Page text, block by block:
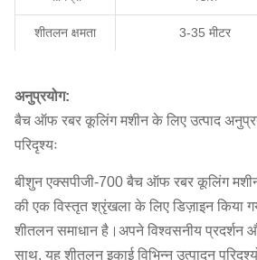
शीतलन क्षमता 3-35 मीटर
शीतलन माध्यम
ठंडा होने का समय
वारंटी 2 वर्ष
उत्पाद का नाम रबर शीतलन मशीन के लिए
अनुप्रयोग:
बैच ऑफ रबर कूलिंग मशीन के लिए उत्पाद
परिदृश्यः
बीशुन एक्सपीजी-700 बैच ऑफ रबर कूलिंग मशीन
की एक विस्तृत श्रृंखला के लिए डिज़ाइन किया
शीतलन समाधान है।अपने विश्वसनीय प्रदर्शन
साथ, यह शीतलन इकाई विभिन्न उत्पादन